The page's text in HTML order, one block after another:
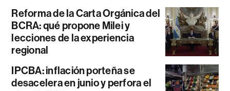
Reforma de la Carta Orgánica del
BCRA: qué propone Milei y
lecciones de la experiencia
regional
IPCBA: inflación porteña se
desacelera en junio y perfora el